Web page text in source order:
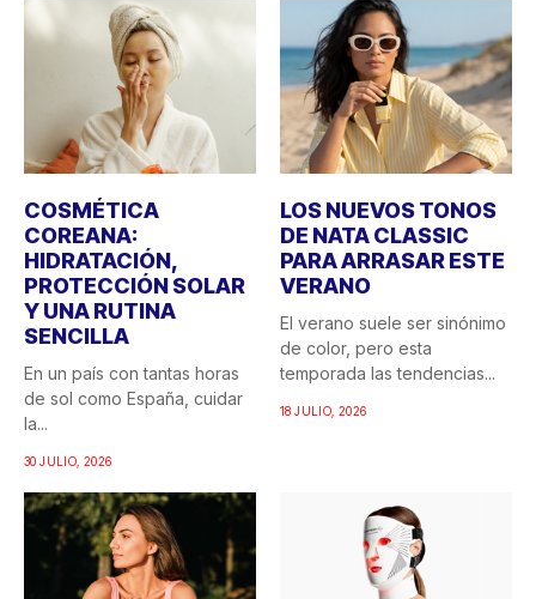
COSMÉTICA
COREANA:
HIDRATACIÓN,
PROTECCIÓN SOLAR
Y UNA RUTINA
SENCILLA
En un país con tantas horas
de sol como España, cuidar
la...
30 JULIO, 2026
LOS NUEVOS TONOS
DE NATA CLASSIC
PARA ARRASAR ESTE
VERANO
El verano suele ser sinónimo
de color, pero esta
temporada las tendencias...
18 JULIO, 2026